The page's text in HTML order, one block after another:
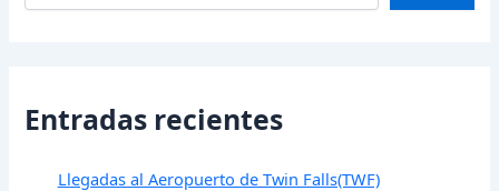
Entradas recientes
Llegadas al Aeropuerto de Twin Falls(TWF)